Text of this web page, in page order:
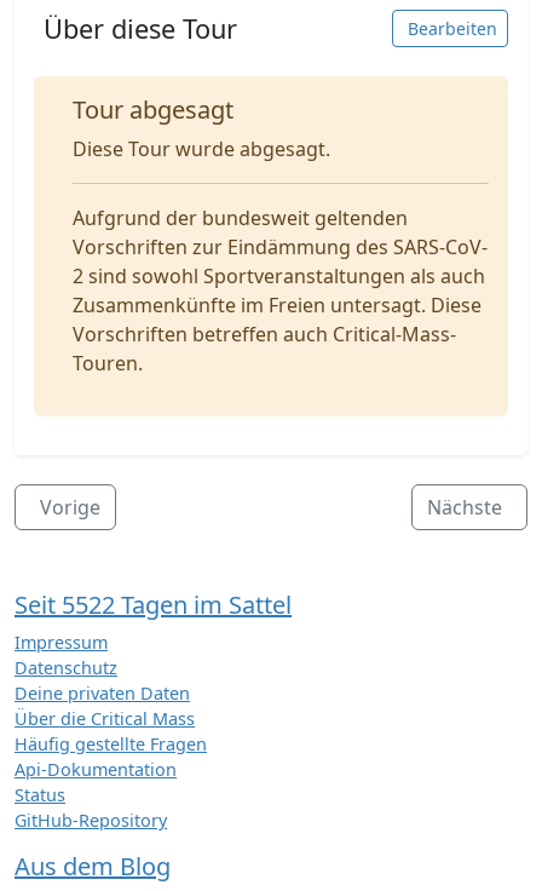
Über diese Tour Bearbeiten
Tour abgesagt
Diese Tour wurde abgesagt.
Aufgrund der bundesweit geltenden
Vorschriften zur Eindämmung des SARS-CoV-
2 sind sowohl Sportveranstaltungen als auch
Zusammenkünfte im Freien untersagt. Diese
Vorschriften betreffen auch Critical-Mass-
Touren.
Vorige Nächste
Seit 5522 Tagen im Sattel
Impressum
Datenschutz
Deine privaten Daten
Über die Critical Mass
Häufig gestellte Fragen
Api-Dokumentation
Status
GitHub-Repository
Aus dem Blog